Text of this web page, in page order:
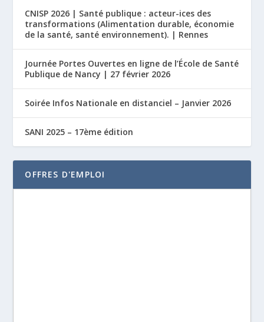
CNISP 2026 | Santé publique : acteur-ices des
transformations (Alimentation durable, économie
de la santé, santé environnement). | Rennes
Journée Portes Ouvertes en ligne de l’École de Santé
Publique de Nancy | 27 février 2026
Soirée Infos Nationale en distanciel – Janvier 2026
SANI 2025 – 17ème édition
OFFRES D'EMPLOI